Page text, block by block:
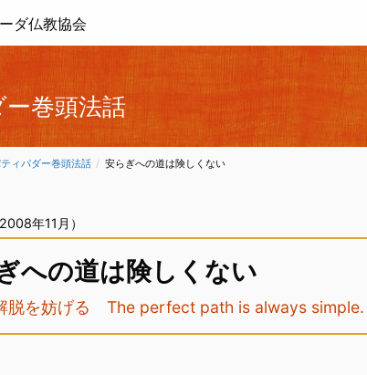
ダ仏教協会
巻頭法話
ィパダー巻頭法話 CURRENT:
安らぎへの道は険しくない
年11月）
への道は険しくない
脱を妨げる The perfect path is always simple.